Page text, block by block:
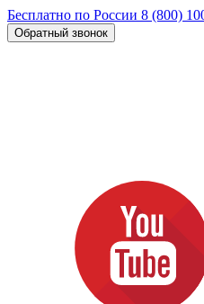
Бесплатно по России 8 (800)
Обратный звонок